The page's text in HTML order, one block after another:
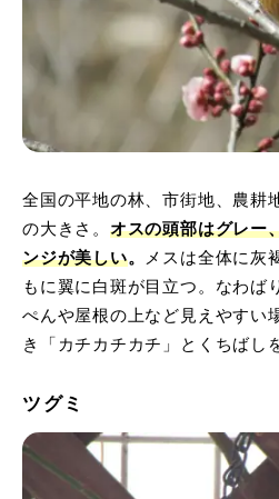
全国の平地の林、市街地、農耕
の大きさ。 オスの頭部はグレー
ンジが美しい。
メスは全体に灰
もに翼に白斑が目立つ。なわば
ぺんや屋根の上など見えやすい
き「カチカチカチ」とくちばし
ツグミ